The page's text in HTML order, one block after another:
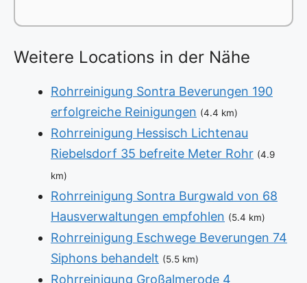
Weitere Locations in der Nähe
Rohrreinigung Sontra Beverungen 190
erfolgreiche Reinigungen (4.4 km)
Rohrreinigung Hessisch Lichtenau
Riebelsdorf 35 befreite Meter Rohr (4.9
km)
Rohrreinigung Sontra Burgwald von 68
Hausverwaltungen empfohlen (5.4 km)
Rohrreinigung Eschwege Beverungen 74
Siphons behandelt (5.5 km)
Rohrreinigung Großalmerode 4